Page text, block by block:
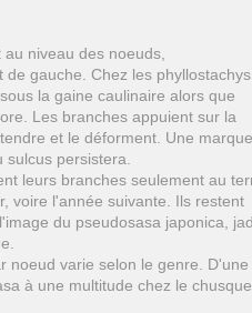
niveau des noeuds,
gauche. Chez les phyllostachys,
la gaine caulinaire alors que
Les branches appuient sur la
et le déforment. Une marque
persistera.
leurs branches seulement au
voire l'année suivante. Ils restent
du pseudosasa japonica,
noeud varie selon le genre. D'une
à une multitude chez le